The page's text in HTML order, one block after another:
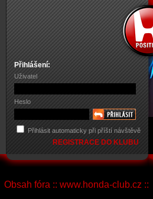
Přihlášení:
Uživatel
Heslo
Přihlásit automaticky při příští návštěvě
REGISTRACE DO KLUBU
Obsah fóra :: www.honda-club.cz ::